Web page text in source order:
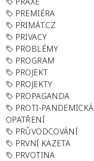
PREMIÉRA
PRIMÁT.CZ
PRIVACY
PROBLÉMY
PROGRAM
PROJEKT
PROJEKTY
PROPAGANDA
PROTI-PANDEMICKÁ
OPATŘENÍ
PRŮVODCOVÁNÍ
PRVNÍ KAZETA
PRVOTINA